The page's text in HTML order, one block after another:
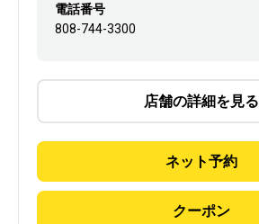
電話番号
808-744-3300
店舗の詳細を見る
ネット予約
クーポン